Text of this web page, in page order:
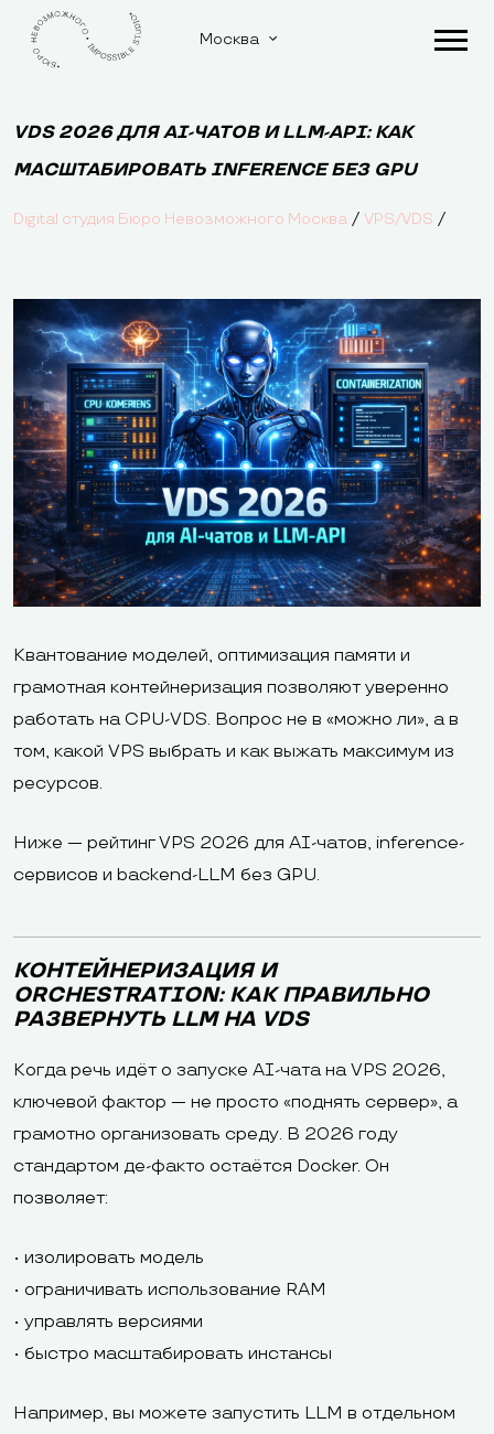
Москва
VDS 2026 ДЛЯ AI-ЧАТОВ И LLM-API: КАК
МАСШТАБИРОВАТЬ INFERENCE БЕЗ GPU
Digital студия Бюро Невозможного Москва / VPS/VDS /
Квантование моделей, оптимизация памяти и
грамотная контейнеризация позволяют уверенно
работать на CPU-VDS. Вопрос не в «можно ли», а в
том, какой VPS выбрать и как выжать максимум из
ресурсов.
Ниже — рейтинг VPS 2026 для AI-чатов, inference-
сервисов и backend-LLM без GPU.
КОНТЕЙНЕРИЗАЦИЯ И
ORCHESTRATION: КАК ПРАВИЛЬНО
РАЗВЕРНУТЬ LLM НА VDS
Когда речь идёт о запуске AI-чата на VPS 2026,
ключевой фактор — не просто «поднять сервер», а
грамотно организовать среду. В 2026 году
стандартом де-факто остаётся Docker. Он
позволяет:
• изолировать модель
• ограничивать использование RAM
• управлять версиями
• быстро масштабировать инстансы
Например, вы можете запустить LLM в отдельном